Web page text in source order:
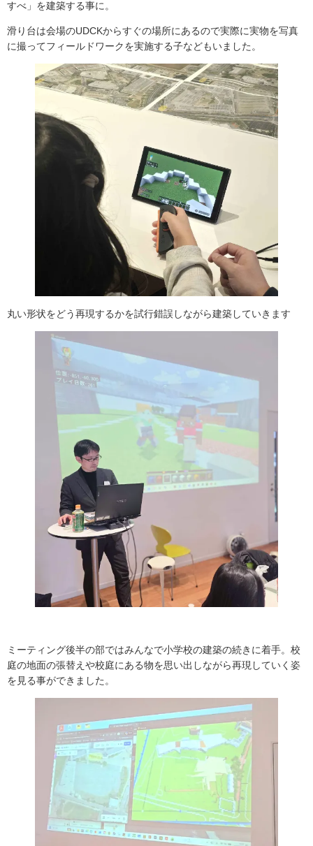
すべ」を建築する事に。
滑り台は会場のUDCKからすぐの場所にあるので実際に実物を写真
に撮ってフィールドワークを実施する子などもいました。
丸い形状をどう再現するかを試行錯誤しながら建築していきます
ミーティング後半の部ではみんなで小学校の建築の続きに着手。校
庭の地面の張替えや校庭にある物を思い出しながら再現していく姿
を見る事ができました。